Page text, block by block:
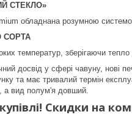
СТЕКЛО»
обладнана розумною
СОРТА
температур, зберігаючи тепло
досвід у сфері чавуну, нові
та має тривалий термін
а вид полум'я довший.
Скидки на